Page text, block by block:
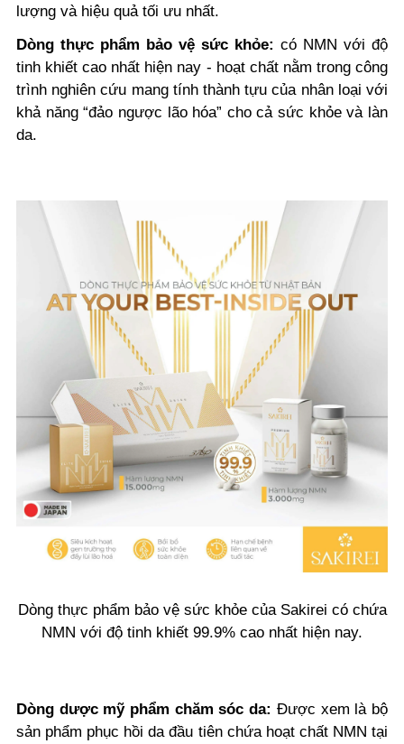
lượng và hiệu quả tối ưu nhất.
Dòng thực phẩm bảo vệ sức khỏe: có NMN với độ
tinh khiết cao nhất hiện nay - hoạt chất nằm trong công
trình nghiên cứu mang tính thành tựu của nhân loại với
khả năng “đảo ngược lão hóa” cho cả sức khỏe và làn
da.
Dòng thực phẩm bảo vệ sức khỏe của Sakirei có chứa
NMN với độ tinh khiết 99.9% cao nhất hiện nay.
Dòng dược mỹ phẩm chăm sóc da: Được xem là bộ
sản phẩm phục hồi da đầu tiên chứa hoạt chất NMN tại